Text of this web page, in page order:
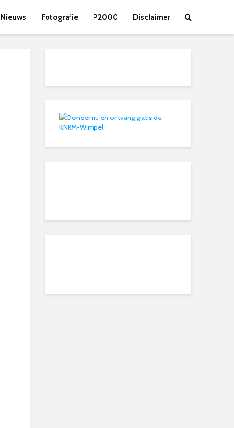
Nieuws Fotografie P2000 Disclaimer